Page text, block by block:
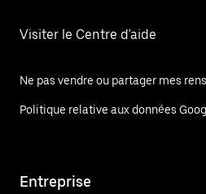
Visiter le Centre d'aide
Ne pas vendre ou partager mes
Politique relative aux données
Entreprise